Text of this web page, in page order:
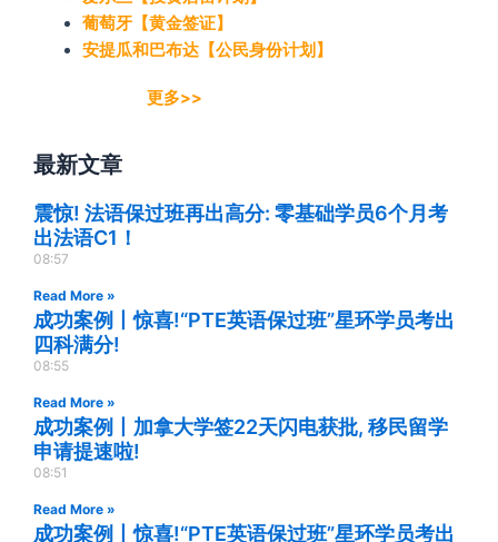
葡萄牙【黄金签证】
安提瓜和巴布达【公民身份计划】
更多>>
最新文章
震惊! 法语保过班再出高分: 零基础学员6个月考
出法语C1！
08:57
Read More »
成功案例丨惊喜!“PTE英语保过班”星环学员考出
四科满分!
08:55
Read More »
成功案例丨加拿大学签22天闪电获批, 移民留学
申请提速啦!
08:51
Read More »
成功案例丨惊喜!“PTE英语保过班”星环学员考出